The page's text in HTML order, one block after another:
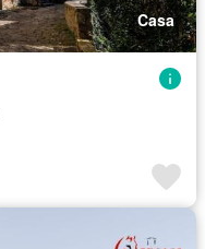
Casa